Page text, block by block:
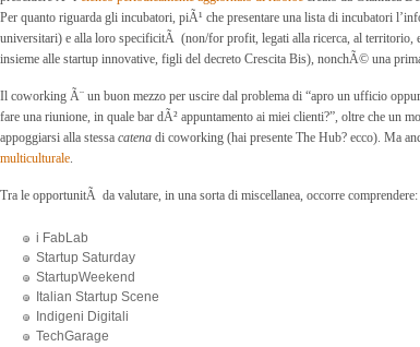
Per quanto riguarda gli incubatori, piÃ¹ che presentare una lista di incubatori
universitari) e alla loro specificitÃ (non/for profit, legati alla ricerca, al territorio,
insieme alle startup innovative, figli del decreto Crescita Bis), nonchÃ© una
Il coworking Ã¨ un buon mezzo per uscire dal problema di “apro un ufficio
fare una riunione, in quale bar dÃ² appuntamento ai miei clienti?”, oltre che un
appoggiarsi alla stessa catena di coworking (hai presente The Hub? ecco). Ma
multiculturale.
Tra le opportunitÃ da valutare, in una sorta di miscellanea, occorre comprendere:
i FabLab
Startup Saturday
StartupWeekend
Italian Startup Scene
Indigeni Digitali
TechGarage